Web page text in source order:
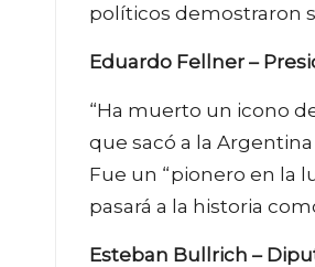
políticos demostraron
Eduardo Fellner –
“Ha muerto un icono
que sacó a la
Fue un “pionero en la
pasará a la historia
Esteban Bullrich –